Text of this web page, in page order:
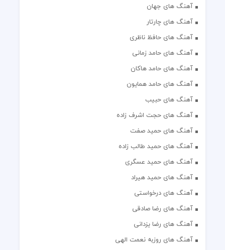
آهنگ های جهان
آهنگ های چارتار
آهنگ های حافظ ناظری
آهنگ های حامد زمانی
آهنگ های حامد هاکان
آهنگ های حامد همایون
آهنگ های حبیب
آهنگ های حجت اشرف زاده
آهنگ های حمید صفت
آهنگ های حمید طالب زاده
آهنگ های حمید عسگری
آهنگ های حمید هیراد
آهنگ های درخواستی
آهنگ های رضا صادقی
آهنگ های رضا یزدانی
آهنگ های روزبه نعمت الهی